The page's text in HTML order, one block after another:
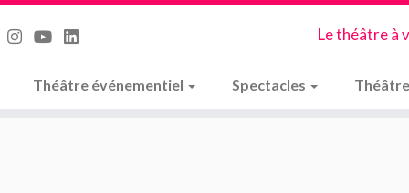
Le théâtre à
Théâtre événementiel Spectacles